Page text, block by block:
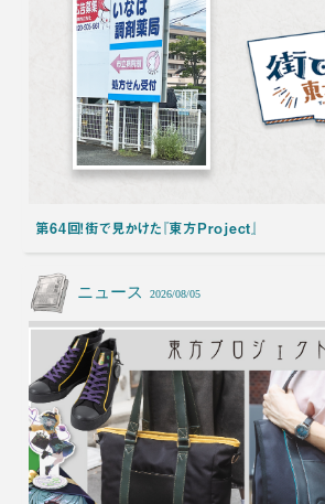
第64回！街で見かけた『東方Project』
ニュース 2026/08/05